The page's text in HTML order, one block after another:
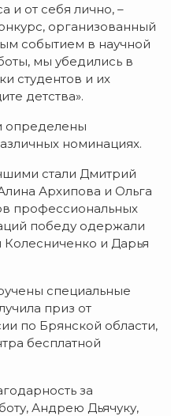
и от себя лично, –
организованный
событием в научной
мы убедились в
студентов и их
детства».
определены
номинациях.
стали Дмитрий
Архипова и Ольга
профессиональных
победу одержали
и Дарья
специальные
приз от
по Брянской области,
бесплатной
за
Андрею Дьячуку,